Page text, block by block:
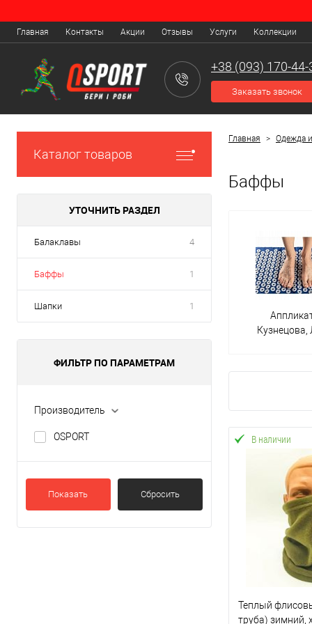
Главная Контакты Акции Отзывы Услуги Коллекции
+38 (093) 170-44-
Заказать звонок
Каталог товаров
УТОЧНИТЬ РАЗДЕЛ
Балаклавы 4
Баффы 1
Шапки 1
ФИЛЬТР ПО ПАРАМЕТРАМ
Производитель
OSPORT
Показать Сбросить
Главная > Одежда
Баффы
Кузнецова,
В наличии
Теплый
труба) зимний,